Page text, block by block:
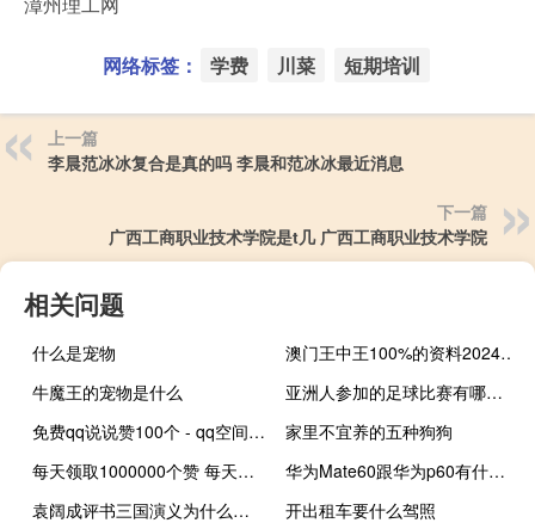
网络标签： 学费 川菜 短期培训
上一篇
李晨范冰冰复合是真的吗 李晨和范冰冰最近消息
下一篇
广西工商职业技术学院是t几 广西工商职业技术学院
相关问题
什么是宠物
澳门王中王100%的资料2024江左挴朗：打开香港图库资料软件下载-老师最新诗意解释落实-2870.3D.A788
牛魔王的宠物是什么
亚洲人参加的足球比赛有哪些 东亚杯有哪些国家参加
免费qq说说赞100个 - qq空间点赞群聊 快手打call自助
家里不宜养的五种狗狗
每天领取1000000个赞 每天领取100000个赞是真的吗(每天领取1000个qq赞)
华为Mate60跟华为p60有什么区别 华为MATE60系列
袁阔成评书三国演义为什么有杂音 评书三国演义袁阔成
开出租车要什么驾照